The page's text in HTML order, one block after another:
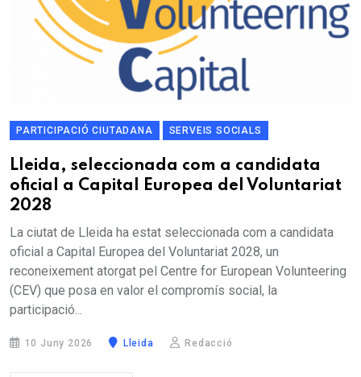
PARTICIPACIÓ CIUTADANA SERVEIS SOCIALS
Lleida, seleccionada com a candidata
oficial a Capital Europea del Voluntariat
2028
La ciutat de Lleida ha estat seleccionada com a candidata
oficial a Capital Europea del Voluntariat 2028, un
reconeixement atorgat pel Centre for European Volunteering
(CEV) que posa en valor el compromís social, la
participació...
10 Juny 2026 Lleida Redacció